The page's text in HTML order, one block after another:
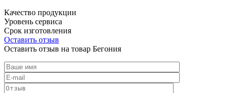
Качество продукции
Уровень сервиса
Срок изготовления
Оставить отзыв
Оставить отзыв на товар Бегония